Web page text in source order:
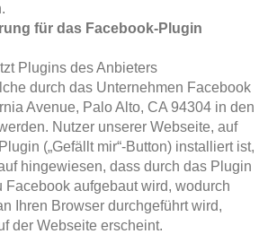
für das Facebook-Plugin
Plugins des Anbieters
durch das Unternehmen Facebook
Avenue, Palo Alto, CA 94304 in den
Nutzer unserer Webseite, auf
(„Gefällt mir“-Button) installiert ist,
hingewiesen, dass durch das Plugin
Facebook aufgebaut wird, wodurch
Ihren Browser durchgeführt wird,
der Webseite erscheint.